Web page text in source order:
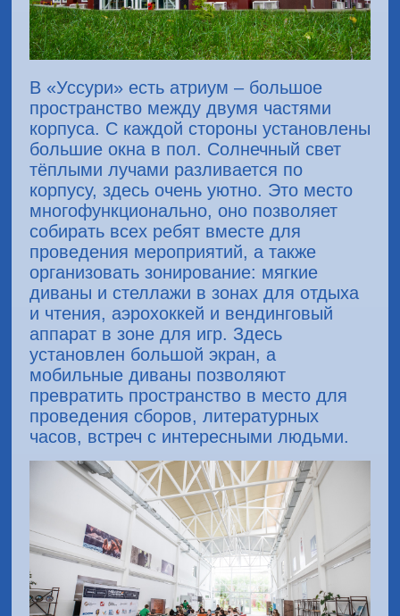
В «Уссури» есть атриум – большое
пространство между двумя частями
корпуса. С каждой стороны установлены
большие окна в пол. Солнечный свет
тёплыми лучами разливается по
корпусу, здесь очень уютно. Это место
многофункционально, оно позволяет
собирать всех ребят вместе для
проведения мероприятий, а также
организовать зонирование: мягкие
диваны и стеллажи в зонах для отдыха
и чтения, аэрохоккей и вендинговый
аппарат в зоне для игр. Здесь
установлен большой экран, а
мобильные диваны позволяют
превратить пространство в место для
проведения сборов, литературных
часов, встреч с интересными людьми.